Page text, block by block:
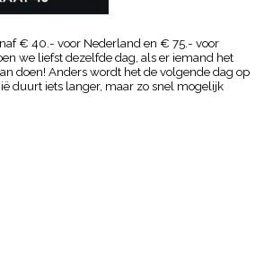
€ 40.- voor Nederland en € 75.- voor
we liefst dezelfde dag, als er iemand het
doen! Anders wordt het de volgende dag op
duurt iets langer, maar zo snel mogelijk